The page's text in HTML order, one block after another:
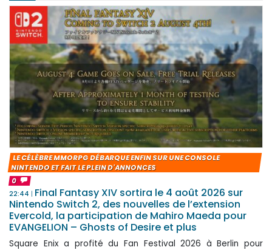
LE CÉLÈBRE MMORPG DÉBARQUE ENFIN SUR UNE CONSOLE
NINTENDO ET FAIT LE PLEIN D'ANNONCES
0
22:44
Final Fantasy XIV sortira le 4 août 2026 sur
Nintendo Switch 2, des nouvelles de l’extension
Evercold, la participation de Mahiro Maeda pour
EVANGELION – Ghosts of Desire et plus
Square Enix a profité du Fan Festival 2026 à Berlin pour